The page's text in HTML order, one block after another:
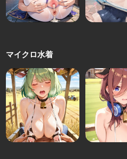
マイクロ水着